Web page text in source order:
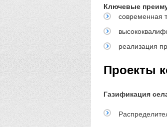
Ключевые
современная
реализация
Проекты
Газификация